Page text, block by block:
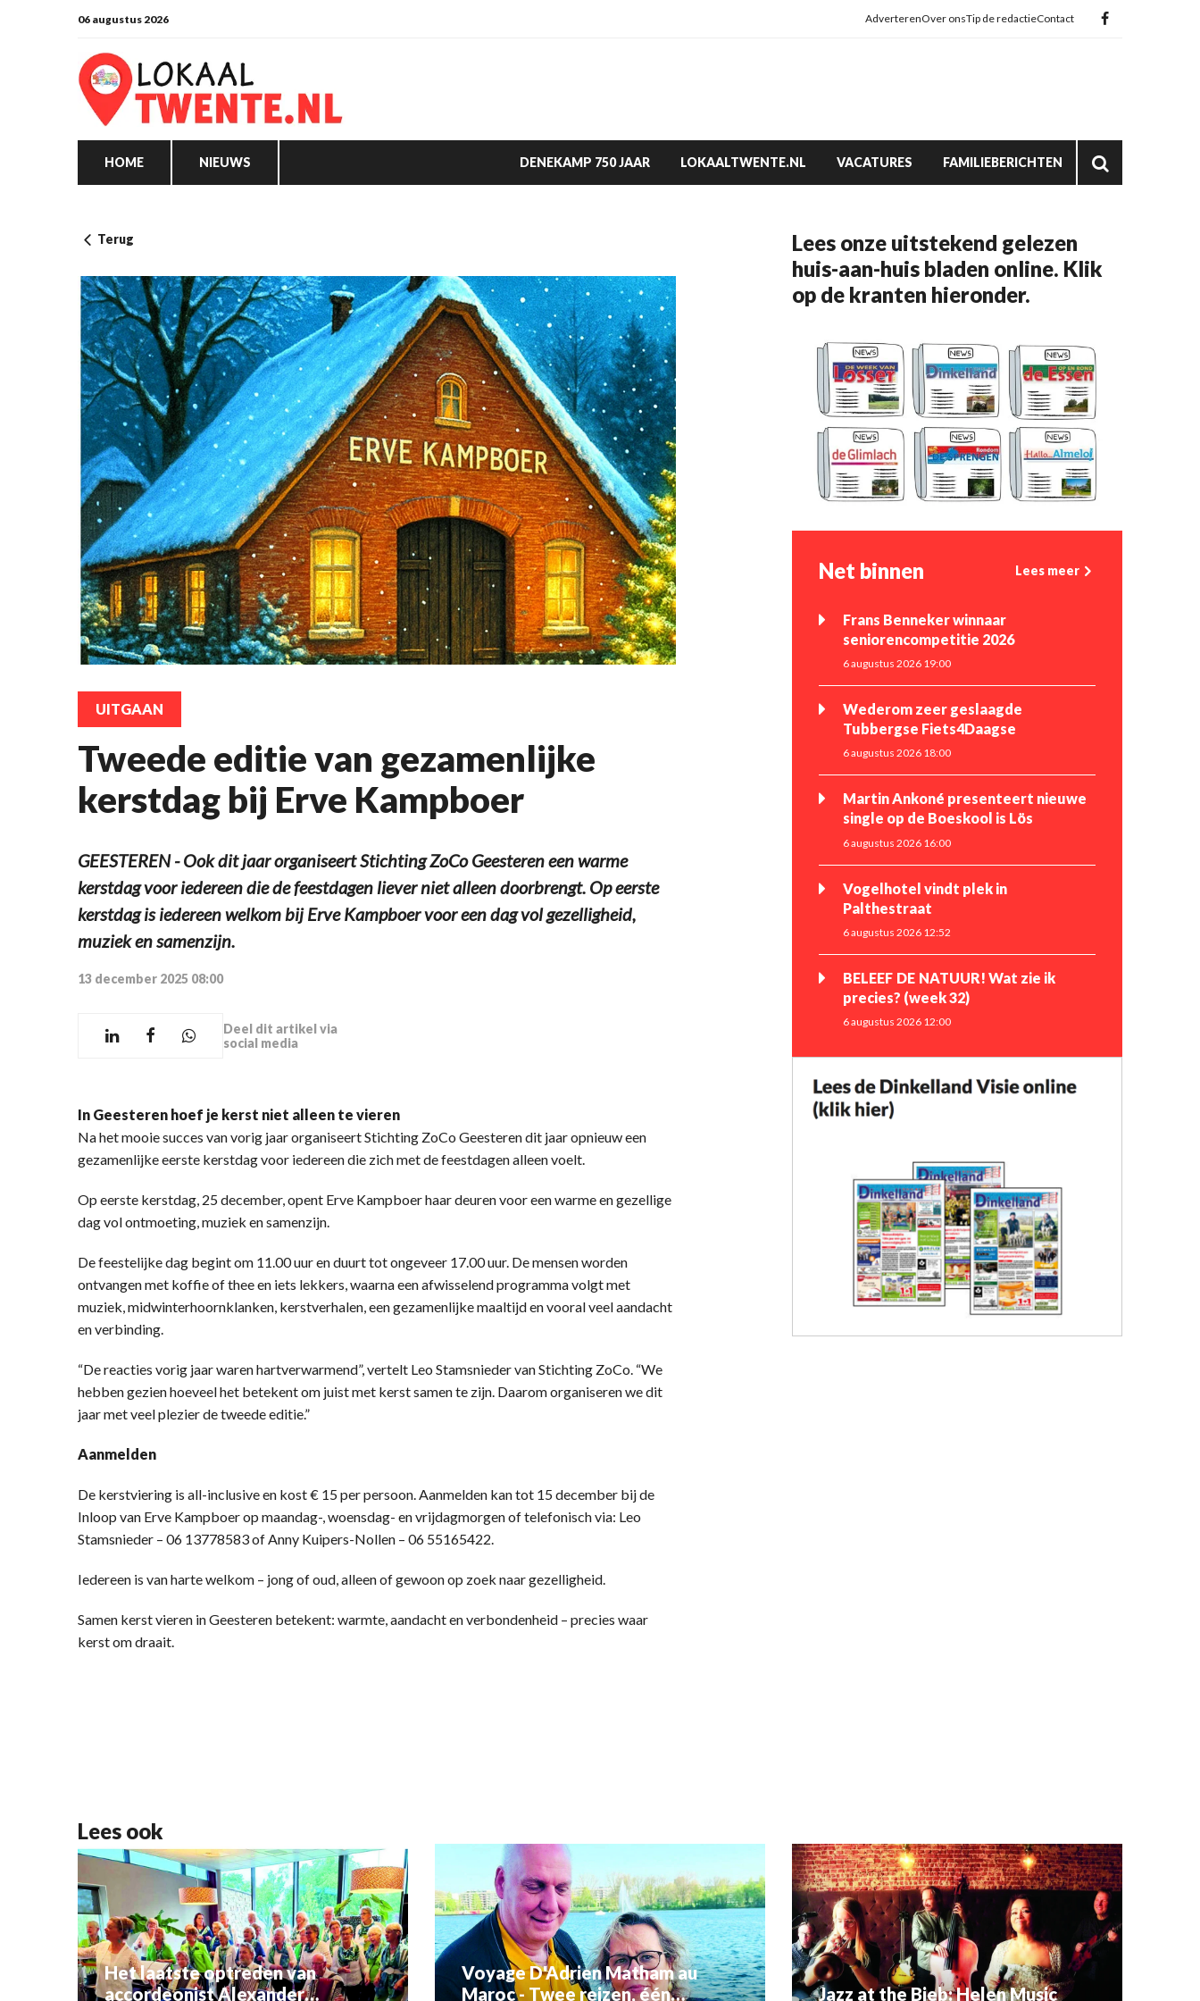
06 augustus 2026 AdverterenOver onsTip de redactieContact
HOME NIEUWS DENEKAMP 750 JAAR LOKAALTWENTE.NL VACATURES FAMILIEBERICHTEN
Terug
UITGAAN
Tweede editie van gezamenlijke
kerstdag bij Erve Kampboer
GEESTEREN - Ook dit jaar organiseert Stichting ZoCo Geesteren een warme
kerstdag voor iedereen die de feestdagen liever niet alleen doorbrengt. Op eerste
kerstdag is iedereen welkom bij Erve Kampboer voor een dag vol gezelligheid,
muziek en samenzijn.
13 december 2025 08:00
Deel dit artikel via
social media
In Geesteren hoef je kerst niet alleen te vieren
Na het mooie succes van vorig jaar organiseert Stichting ZoCo Geesteren dit jaar opnieuw een
gezamenlijke eerste kerstdag voor iedereen die zich met de feestdagen alleen voelt.
Op eerste kerstdag, 25 december, opent Erve Kampboer haar deuren voor een warme en gezellige
dag vol ontmoeting, muziek en samenzijn.
De feestelijke dag begint om 11.00 uur en duurt tot ongeveer 17.00 uur. De mensen worden
ontvangen met koffie of thee en iets lekkers, waarna een afwisselend programma volgt met
muziek, midwinterhoornklanken, kerstverhalen, een gezamenlijke maaltijd en vooral veel aandacht
en verbinding.
“De reacties vorig jaar waren hartverwarmend”, vertelt Leo Stamsnieder van Stichting ZoCo. “We
hebben gezien hoeveel het betekent om juist met kerst samen te zijn. Daarom organiseren we dit
jaar met veel plezier de tweede editie.”
Aanmelden
De kerstviering is all-inclusive en kost € 15 per persoon. Aanmelden kan tot 15 december bij de
Inloop van Erve Kampboer op maandag-, woensdag- en vrijdagmorgen of telefonisch via: Leo
Stamsnieder – 06 13778583 of Anny Kuipers-Nollen – 06 55165422.
Iedereen is van harte welkom – jong of oud, alleen of gewoon op zoek naar gezelligheid.
Samen kerst vieren in Geesteren betekent: warmte, aandacht en verbondenheid – precies waar
kerst om draait.
Lees onze uitstekend gelezen
huis-aan-huis bladen online. Klik
op de kranten hieronder.
Net binnen Lees meer
Frans Benneker winnaar
seniorencompetitie 2026
6 augustus 2026 19:00
Wederom zeer geslaagde
Tubbergse Fiets4Daagse
6 augustus 2026 18:00
Martin Ankoné presenteert nieuwe
single op de Boeskool is Lös
6 augustus 2026 16:00
Vogelhotel vindt plek in
Palthestraat
6 augustus 2026 12:52
BELEEF DE NATUUR! Wat zie ik
precies? (week 32)
6 augustus 2026 12:00
Lees ook
Het laatste optreden van
accordeonist Alexander
Voyage D'Adrien Matham au
Maroc - Twee reizen, één
Jazz at the Bieb: Helen Music